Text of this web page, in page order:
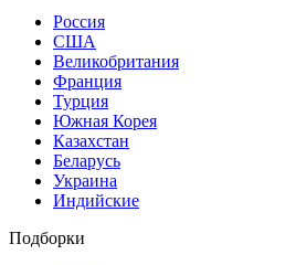
Россия
США
Великобритания
Франция
Турция
Южная Корея
Казахстан
Беларусь
Украина
Индийские
Подборки